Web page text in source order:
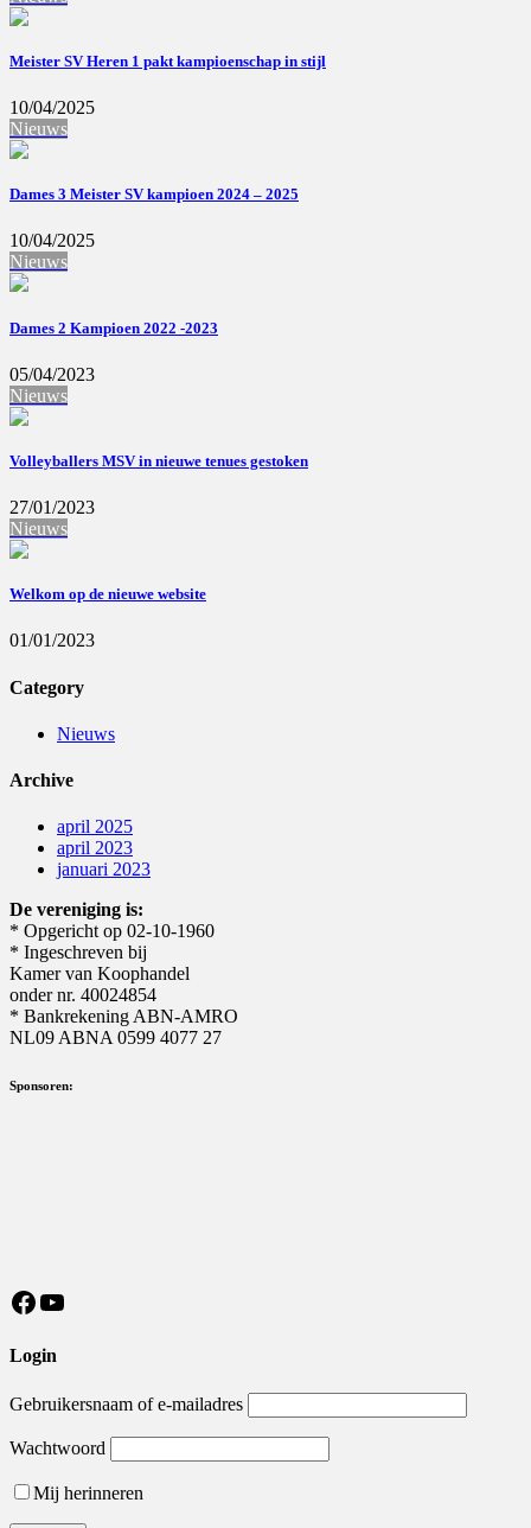
Meister SV Heren 1 pakt kampioenschap in stijl
10/04/2025
Nieuws
Dames 3 Meister SV kampioen 2024 – 2025
10/04/2025
Nieuws
Dames 2 Kampioen 2022 -2023
05/04/2023
Nieuws
Volleyballers MSV in nieuwe tenues gestoken
27/01/2023
Nieuws
Welkom op de nieuwe website
01/01/2023
Category
Nieuws
Archive
april 2025
april 2023
januari 2023
De vereniging is:
* Opgericht op 02-10-1960
* Ingeschreven bij
Kamer van Koophandel
onder nr. 40024854
* Bankrekening ABN-AMRO
NL09 ABNA 0599 4077 27
Sponsoren:
https://nl-nl.facebook.com/MeisterSV/
YouTube
Login
Gebruikersnaam of e-mailadres
Wachtwoord
Mij herinneren